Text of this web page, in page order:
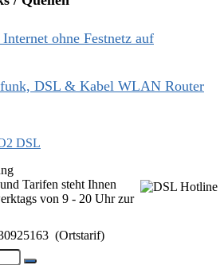
ohne Festnetz auf
DSL & Kabel WLAN Router
DSL
Tarifen steht Ihnen
von 9 - 20 Uhr zur
(Ortstarif)